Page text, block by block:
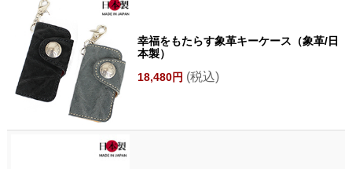
幸福をもたらす象革キーケース（象革/日
本製）
18,480円 (税込)